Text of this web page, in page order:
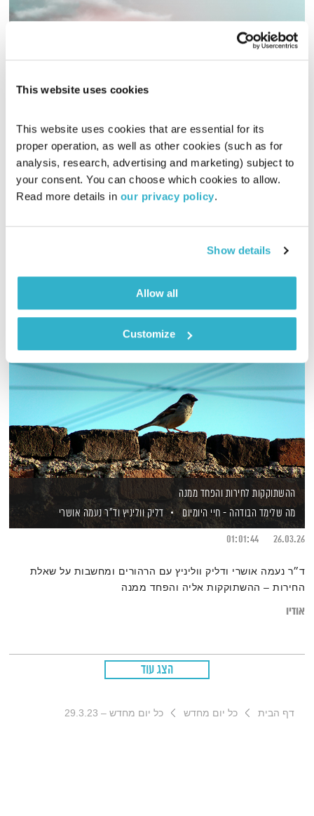
This website uses cookies
This website uses cookies that are essential for its
proper operation, as well as other cookies (such as for
analysis, research, advertising and marketing) subject to
your consent. You can choose which cookies to allow.
Read more details in our privacy policy.
Show details
Allow all
Customize
מחזירה אור – 20.3.25
מחזירה אור
אליוט
20.03.25
01:58:20
אודיו
ההשתוקקות לחירות והפחד ממנה
מה שלימד הבודהה - חיי היומיום
דליק ווליניץוד"ר נעמה אושרי
26.03.26
01:01:44
ד״ר נעמה אושרי ודליק ווליניץ עם הרהורים ומחשבות על שאלת
החירות – ההשתוקקות אליה והפחד ממנה
אודיו
הצג עוד
דף הבית כל יום מחדש כל יום מחדש – 29.3.23